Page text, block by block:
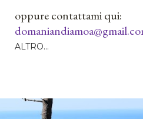
oppure contattami qui:
ALTRO…